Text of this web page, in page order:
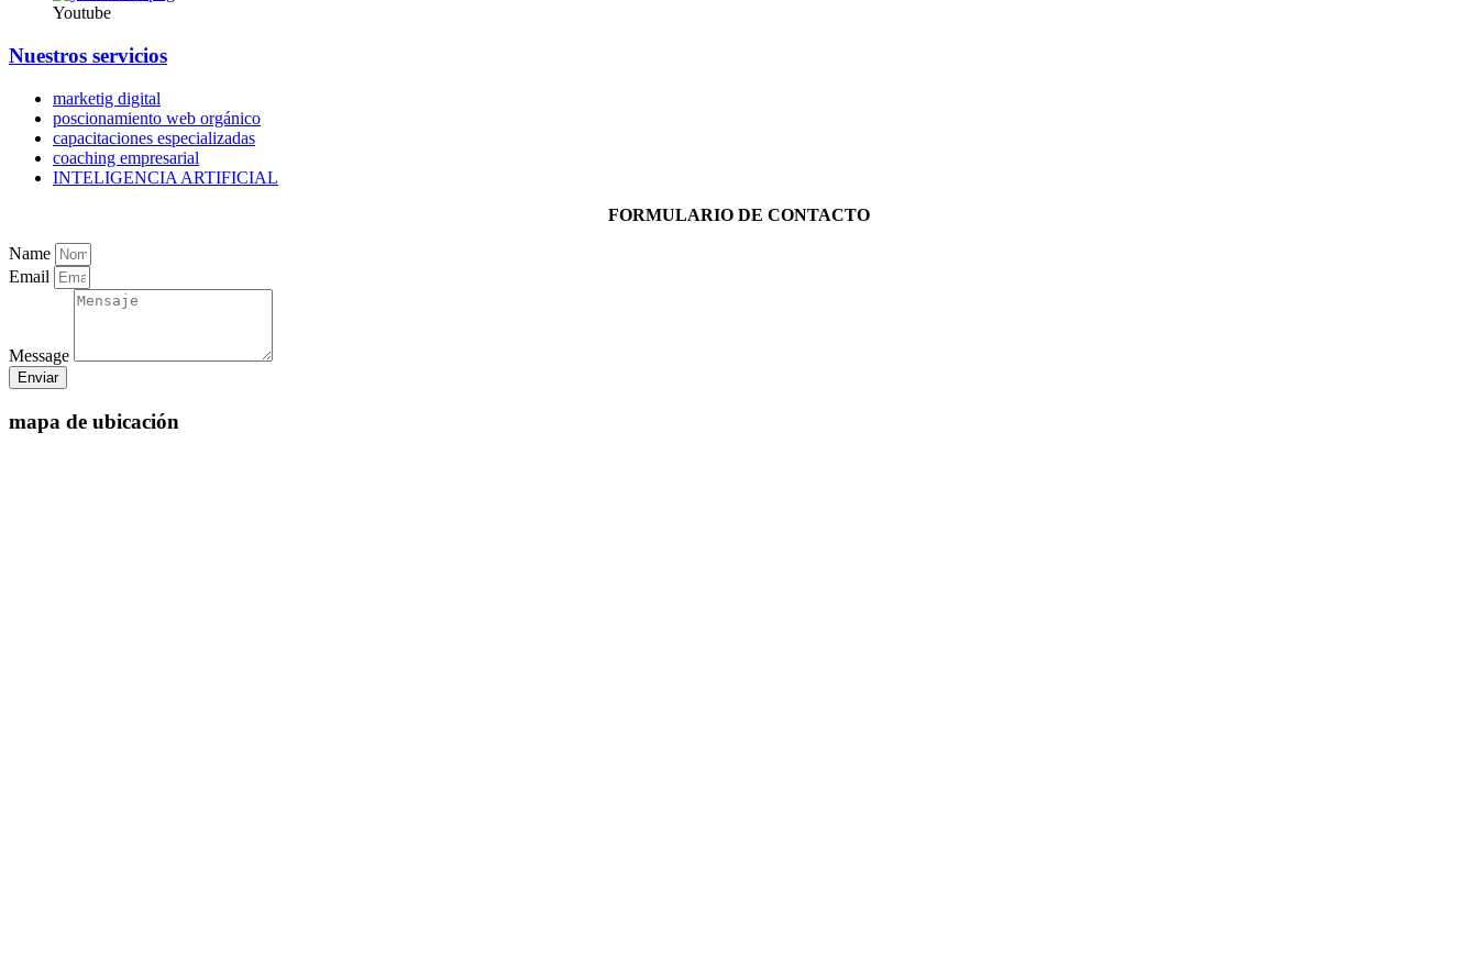
Youtube
Nuestros servicios
marketig digital
poscionamiento web orgánico
capacitaciones especializadas
coaching empresarial
INTELIGENCIA ARTIFICIAL
FORMULARIO DE CONTACTO
Name
Email
Message
Enviar
mapa de ubicación